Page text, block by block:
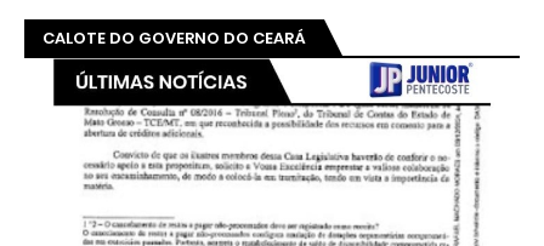
CALOTE DO GOVERNO DO CEARÁ